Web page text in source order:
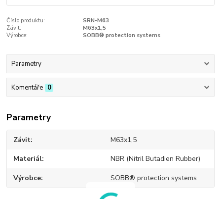
Číslo produktu:
SRN-M63
Závit:
M63x1,5
Výrobce:
SOBB® protection systems
Parametry
Komentáře 0
Parametry
Závit M63x1,5
Materiál NBR (Nitril Butadien Rubber)
Výrobce SOBB® protection systems